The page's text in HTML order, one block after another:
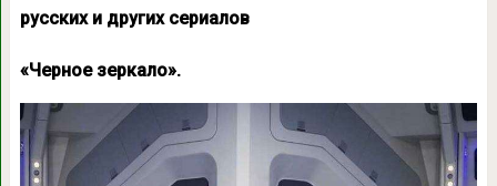
русских и других сериалов
«Черное зеркало».